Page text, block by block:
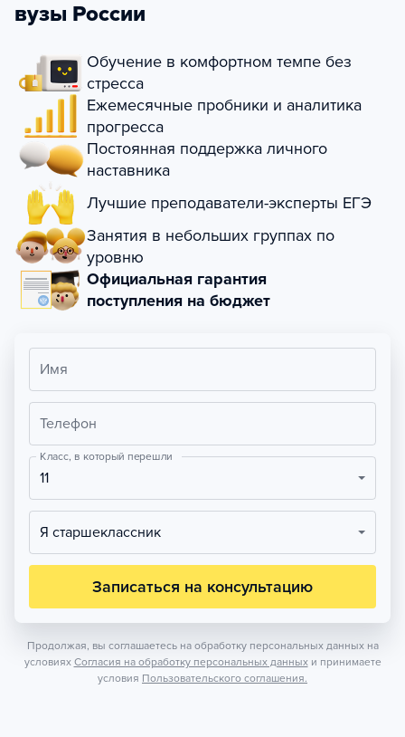
вузы России
Обучение в комфортном темпе без
стресса
Ежемесячные пробники и аналитика
прогресса
Постоянная поддержка личного
наставника
Лучшие преподаватели-эксперты ЕГЭ
Занятия в небольших группах по
уровню
Официальная гарантия
поступления на бюджет
Имя
Телефон
Класс, в который перешли
11
Я старшеклассник
Записаться на консультацию
Продолжая, вы соглашаетесь на обработку персональных данных на
условиях Согласия на обработку персональных данных и принимаете
условия Пользовательского соглашения.